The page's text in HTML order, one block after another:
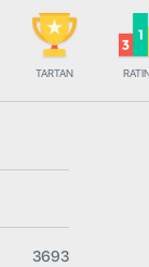
TARTAN
3693